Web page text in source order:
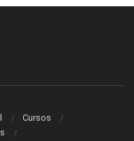
Cursos